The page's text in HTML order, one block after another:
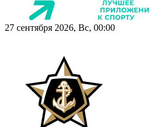
27 сентября 2026, Вс, 00:00